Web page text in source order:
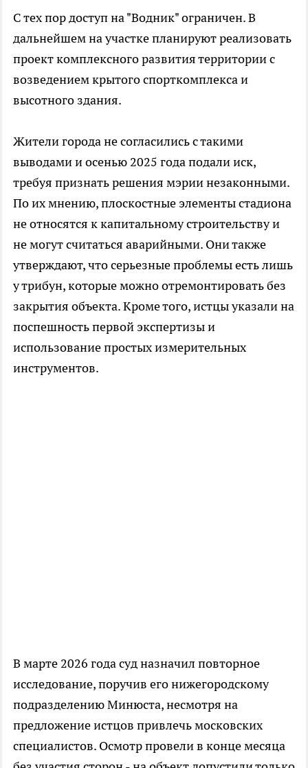
С тех пор доступ на "Водник" ограничен. В
дальнейшем на участке планируют реализовать
проект комплексного развития территории с
возведением крытого спорткомплекса и
высотного здания.
Жители города не согласились с такими
выводами и осенью 2025 года подали иск,
требуя признать решения мэрии незаконными.
По их мнению, плоскостные элементы стадиона
не относятся к капитальному строительству и
не могут считаться аварийными. Они также
утверждают, что серьезные проблемы есть лишь
у трибун, которые можно отремонтировать без
закрытия объекта. Кроме того, истцы указали на
поспешность первой экспертизы и
использование простых измерительных
инструментов.
В марте 2026 года суд назначил повторное
исследование, поручив его нижегородскому
подразделению Минюста, несмотря на
предложение истцов привлечь московских
специалистов. Осмотр провели в конце месяца